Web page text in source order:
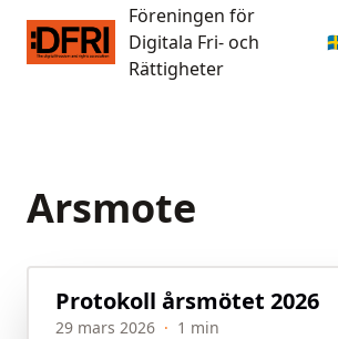
Föreningen för Digitala Fri- och
Föreningen för
Digitala Fri- och
Rättigheter
Arsmote
Protokoll årsmötet 2026
29 mars 2026 · 1 min